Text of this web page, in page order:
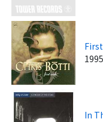
1995
In